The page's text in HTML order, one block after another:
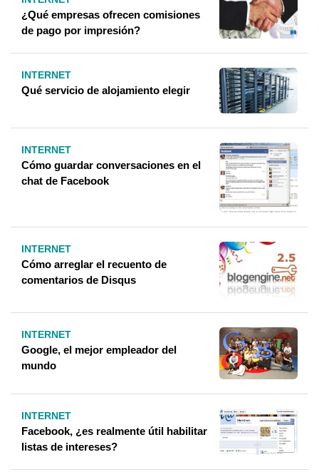
¿Qué empresas ofrecen comisiones
de pago por impresión?
INTERNET
Qué servicio de alojamiento elegir
INTERNET
Cómo guardar conversaciones en el
chat de Facebook
INTERNET
Cómo arreglar el recuento de
comentarios de Disqus
INTERNET
Google, el mejor empleador del
mundo
INTERNET
Facebook, ¿es realmente útil habilitar
listas de intereses?